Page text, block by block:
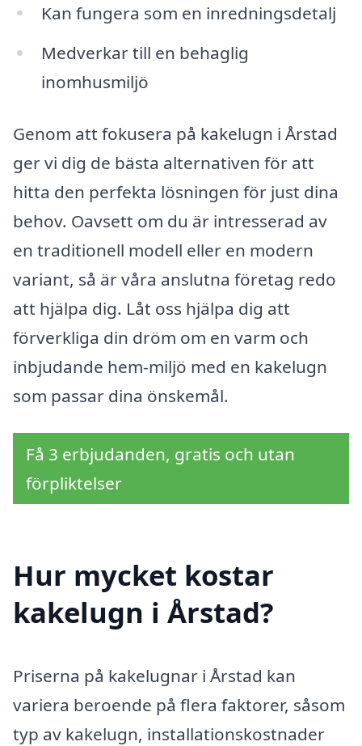
Kan fungera som en inredningsdetalj
Medverkar till en behaglig
inomhusmiljö
Genom att fokusera på kakelugn i Årstad
ger vi dig de bästa alternativen för att
hitta den perfekta lösningen för just dina
behov. Oavsett om du är intresserad av
en traditionell modell eller en modern
variant, så är våra anslutna företag redo
att hjälpa dig. Låt oss hjälpa dig att
förverkliga din dröm om en varm och
inbjudande hem-miljö med en kakelugn
som passar dina önskemål.
Få 3 erbjudanden, gratis och utan
förpliktelser
Hur mycket kostar
kakelugn i Årstad?
Priserna på kakelugnar i Årstad kan
variera beroende på flera faktorer, såsom
typ av kakelugn, installationskostnader